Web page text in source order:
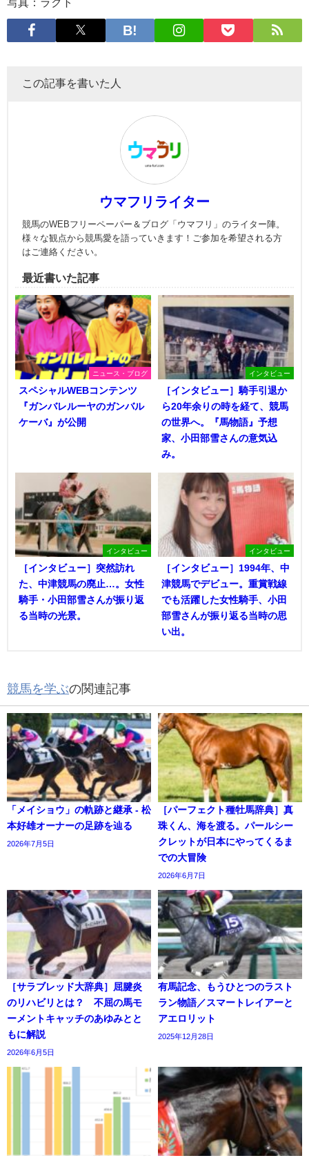
この記事を書いた人
ウマフリライター
競馬のWEBフリーペーパー＆ブログ「ウマフリ」のライター陣。
様々な観点から競馬愛を語っていきます！ご参加を希望される方
はご連絡ください。
最近書いた記事
ニュース・ブログ
スペシャルWEBコンテンツ
『ガンバレルーヤのガンバル
ケーバ』が公開
インタビュー
［インタビュー］騎手引退か
ら20年余りの時を経て、競馬
の世界へ。『馬物語』予想
家、小田部雪さんの意気込
み。
インタビュー
［インタビュー］突然訪れ
た、中津競馬の廃止…。女性
騎手・小田部雪さんが振り返
る当時の光景。
インタビュー
［インタビュー］1994年、中
津競馬でデビュー。重賞戦線
でも活躍した女性騎手、小田
部雪さんが振り返る当時の思
い出。
競馬を学ぶの関連記事
「メイショウ」の軌跡と継承 - 松
本好雄オーナーの足跡を辿る
2026年7月5日
［パーフェクト種牡馬辞典］真
珠くん、海を渡る。パールシー
クレットが日本にやってくるま
での大冒険
2026年6月7日
［サラブレッド大辞典］屈腱炎
のリハビリとは？ 不屈の馬モ
ーメントキャッチのあゆみとと
もに解説
2026年6月5日
有馬記念、もうひとつのラスト
ラン物語／スマートレイアーと
アエロリット
2025年12月28日